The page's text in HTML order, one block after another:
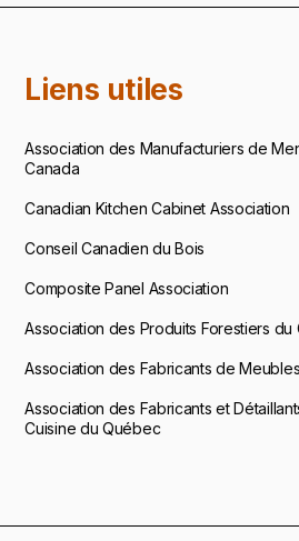
Liens utiles
Association des Manufacturiers de
Canada
Canadian Kitchen Cabinet Association
Conseil Canadien du Bois
Composite Panel Association
Association des Produits Forestiers du
Association des Fabricants de
Association des Fabricants et
Cuisine du Québec